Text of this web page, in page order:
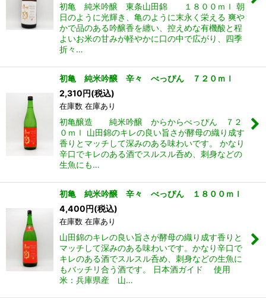
初亀 純米吟醸 東条山田錦 １８００ｍｌ 朝
日のように光輝き、亀のように末永く栄える 爽や
かで品のある吟醸香を纏い、控えめな有機酸と程
よいお米の甘みが軽やかに口の中で広がり、四季
折々…
初亀 純米吟醸 辛々 べっぴん ７２０ｍｌ
2,310円(税込)
在庫数 在庫あり
初亀醸造 純米吟醸 からからべっぴん ７２
０ｍｌ 山田錦のキレの良い旨さが酵母の織り成す
香りとマッチして深みのある味わいです。 かなり
辛口でキレのある酒でスルスル呑め、刺身などの
生魚にも…
初亀 純米吟醸 辛々 べっぴん １８００ｍｌ
4,400円(税込)
在庫数 在庫あり
山田錦のキレの良い旨さが酵母の織り成す香りと
マッチして深みのある味わいです。かなり辛口で
キレのある酒でスルスル呑め、刺身などの生魚に
もバッチリ合う酒です。 日本酒ガイド 使用
米：兵庫県産 山…